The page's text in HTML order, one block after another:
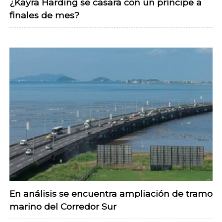
¿Kayra Harding se casará con un príncipe a
finales de mes?
En análisis se encuentra ampliación de tramo
marino del Corredor Sur